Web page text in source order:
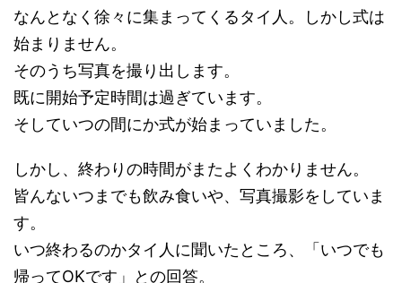
なんとなく徐々に集まってくるタイ人。しかし式は
始まりません。
そのうち写真を撮り出します。
既に開始予定時間は過ぎています。
そしていつの間にか式が始まっていました。
しかし、終わりの時間がまたよくわかりません。
皆んないつまでも飲み食いや、写真撮影をしていま
す。
いつ終わるのかタイ人に聞いたところ、「いつでも
帰ってOKです」との回答。